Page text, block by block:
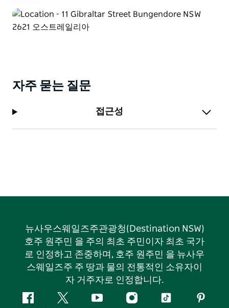
자주 묻는 질문
접근성
뉴사우스웨일즈주관광청(Destination NSW)
호주 원주민 을 주의 최초 주민이자 최초 국가
로 인정하고 존중하며, 호주 원주민 을 뉴사우
스웨일즈주 주 땅과 물의 전통적인 소유자이
자 거주자로 인정합니다.
페
지
유
인
틱
핀